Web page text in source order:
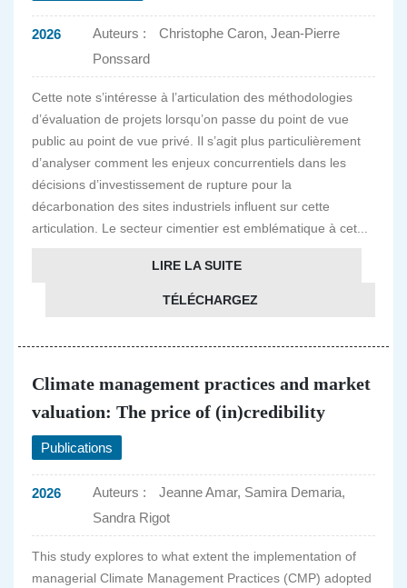
2026 Auteurs :
Christophe Caron, Jean-Pierre
Ponssard
Cette note s’intéresse à l’articulation des méthodologies
d’évaluation de projets lorsqu’on passe du point de vue
public au point de vue privé. Il s’agit plus particulièrement
d’analyser comment les enjeux concurrentiels dans les
décisions d’investissement de rupture pour la
décarbonation des sites industriels influent sur cette
articulation. Le secteur cimentier est emblématique à cet...
LIRE LA SUITE
TÉLÉCHARGEZ
Climate management practices and market
valuation: The price of (in)credibility
Publications
2026 Auteurs :
Jeanne Amar, Samira Demaria,
Sandra Rigot
This study explores to what extent the implementation of
managerial Climate Management Practices (CMP) adopted